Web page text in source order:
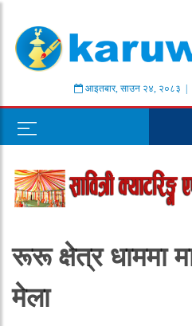
आइतबार, साउन २४, २०८३ |
रूरू क्षेत्र धाममा
मेला